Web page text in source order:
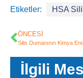
Etiketler: HSA
ÖNCESI
Silis Dumanının Kimya
İlgili